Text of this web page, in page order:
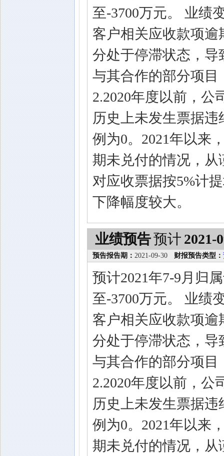
至-3700万元。 业绩
客户相关应收款项
分处于停滞状态，
与其合作的部分项
2.2020年度以前，公
历史上未发生票据
例为0。2021年以来
期未兑付的情况，从
对应收票据按5%计
下降幅度较大。
业绩预告预计 2021-
预告报告期： 2021-09-30 财报预告类型：
预计2021年7-9月归
至-3700万元。 业绩
客户相关应收款项
分处于停滞状态，
与其合作的部分项
2.2020年度以前，公
历史上未发生票据
例为0。2021年以来
期未兑付的情况，从